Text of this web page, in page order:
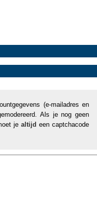
(e-mailadres en
Als je nog geen
je altijd een captchacode